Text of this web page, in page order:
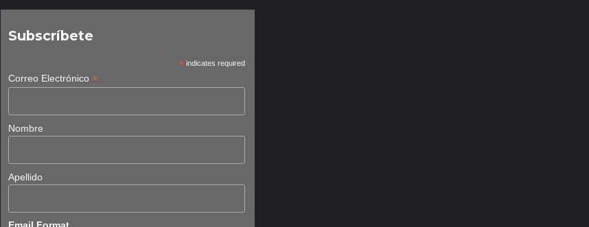
Subscríbete
* indicates required
Correo Electrónico*
Nombre
Apellido